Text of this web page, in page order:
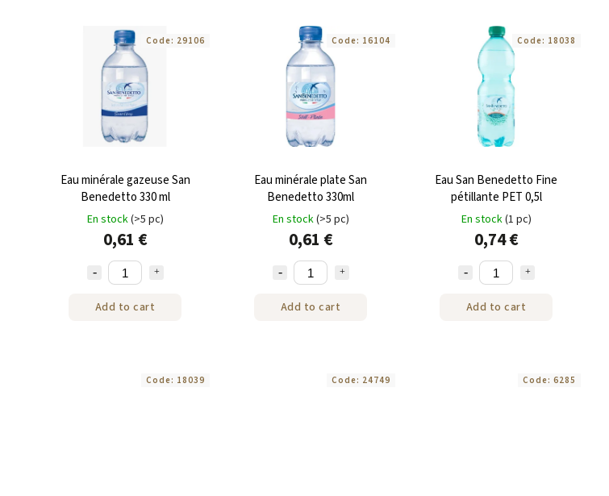
Eau minérale gazeuse San
Benedetto 330 ml
En stock(>5 pc)
0,61 €
Add to cart
Code: 29106
Eau minérale plate San
Benedetto 330ml
En stock(>5 pc)
0,61 €
Add to cart
Code: 16104
Eau San Benedetto Fine
pétillante PET 0,5l
En stock(1 pc)
0,74 €
Add to cart
Code: 18038
Code: 18039 Code: 24749 Code: 6285